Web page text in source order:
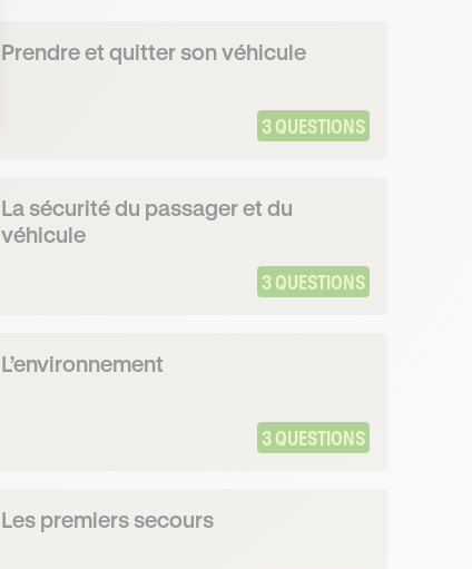
Prendre et quitter son véhicule
3 QUESTIONS
La sécurité du passager et du
véhicule
3 QUESTIONS
L’environnement
3 QUESTIONS
Les premiers secours